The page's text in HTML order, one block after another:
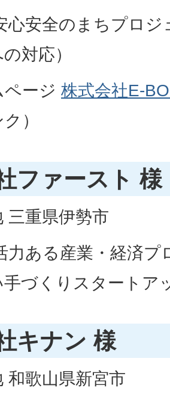
心安全のまちプロ
対応）
ージ 株式会社E-
）
ファースト 様
三重県伊勢市
力ある産業・経済
手づくりスタートア
キナン 様
和歌山県新宮市